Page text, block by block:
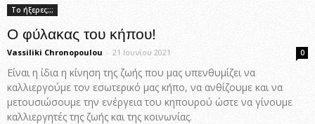
Το ήξερες;;;
Ο φύλακας του κήπου!
Vassiliki Chronopoulou - 21 Ιουνίου 2021 0
Είναι η ίδια η κίνηση της ζωής που μας υπενθυμίζει να
καλλιεργούμε τον εσωτερικό μας κήπο, να ανθίζουμε και να
μετουσιώσουμε την ενέργεια του κηπουρού ώστε να γίνουμε
καλλιεργητές της ζωής και της κοινωνίας.